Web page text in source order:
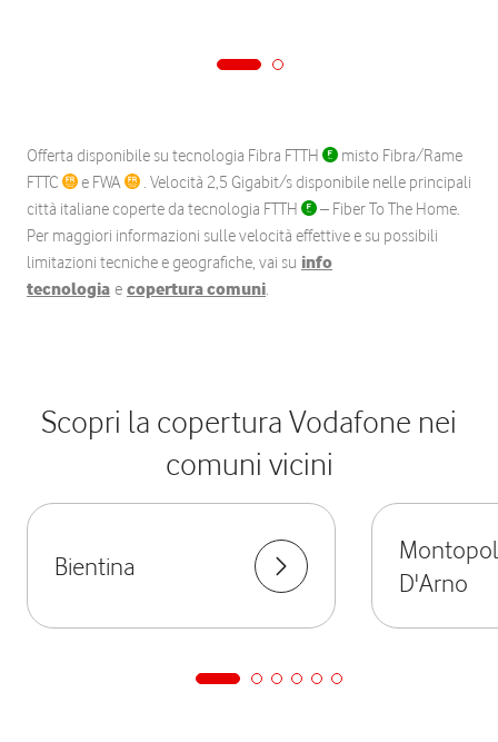
Offerta disponibile su tecnologia Fibra FTTH
misto Fibra/Rame
FTTC
e FWA
. Velocità 2,5 Gigabit/s disponibile nelle principali
città italiane coperte da tecnologia FTTH
– Fiber To The Home.
Per maggiori informazioni sulle velocità effettive e su possibili
limitazioni tecniche e geografiche, vai su info
tecnologia e copertura comuni.
Scopri la copertura Vodafone nei
comuni vicini
Bientina
D'Arno